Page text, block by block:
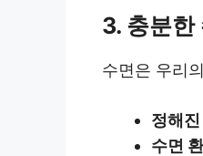
3. 충분한
수면은 우리
정해
수면